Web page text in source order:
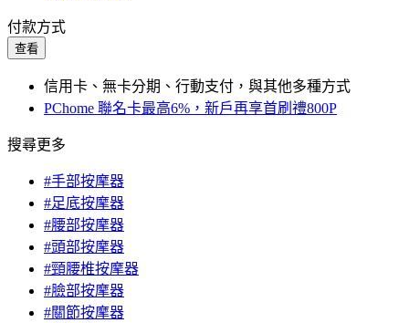
付款方式
查看
信用卡、無卡分期、行動支付，與其他多種方式
PChome 聯名卡最高6%，新戶再享首刷禮800P
搜尋更多
#手部按摩器
#足底按摩器
#腰部按摩器
#頭部按摩器
#頸腰椎按摩器
#臉部按摩器
#關節按摩器